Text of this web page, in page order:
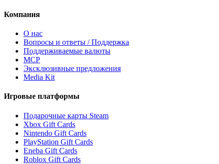
Компания
О нас
Вопросы и ответы / Поддержка
Поддерживаемые валюты
MCP
Эксклюзивные предложения
Media Kit
Игровые платформы
Подарочные карты Steam
Xbox Gift Cards
Nintendo Gift Cards
PlayStation Gift Cards
Eneba Gift Cards
Roblox Gift Cards